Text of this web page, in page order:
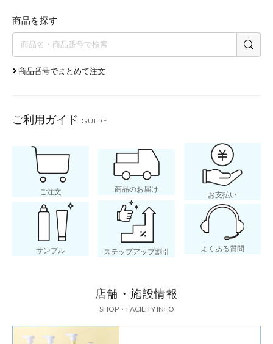
商品を探す
商品番号でまとめて注文
ご利用ガイド GUIDE
ご注文 商品のお届け
お支払い
サンプル ステップアップ割引 よくある質問
店舗・施設情報
SHOP・FACILITY INFO